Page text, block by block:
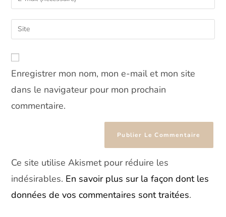
comment
your
email
address
Saisir
l’URL
votre
site
(facultatif)
Enregistrer mon nom, mon e-mail et mon site
dans le navigateur pour mon prochain
commentaire.
Ce site utilise Akismet pour réduire les
indésirables. En savoir plus sur la façon dont les
données de vos commentaires sont traitées.